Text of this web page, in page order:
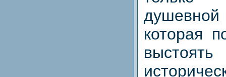
которая